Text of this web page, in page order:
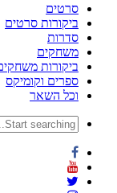
סרטים
ביקורות סרטים
סדרות
משחקים
ביקורות
ספרים וקומיקס
וכל השאר